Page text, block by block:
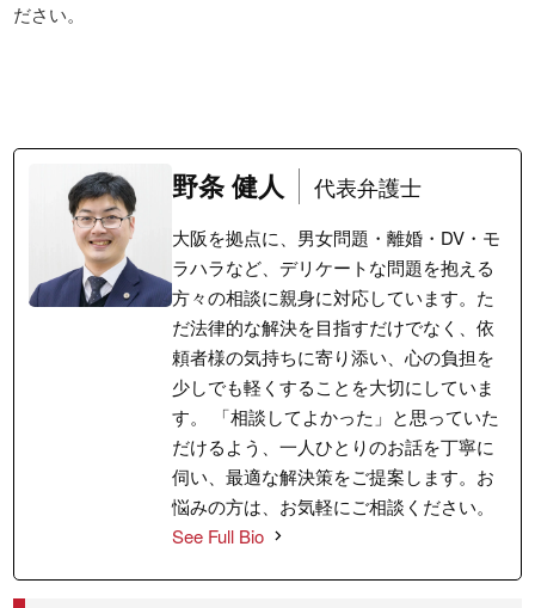
ださい。﻿
野条 健人 代表弁護士
大阪を拠点に、男女問題・離婚・DV・モ
ラハラなど、デリケートな問題を抱える
方々の相談に親身に対応しています。た
だ法律的な解決を目指すだけでなく、依
頼者様の気持ちに寄り添い、心の負担を
少しでも軽くすることを大切にしていま
す。 「相談してよかった」と思っていた
だけるよう、一人ひとりのお話を丁寧に
伺い、最適な解決策をご提案します。お
悩みの方は、お気軽にご相談ください。
See Full Bio